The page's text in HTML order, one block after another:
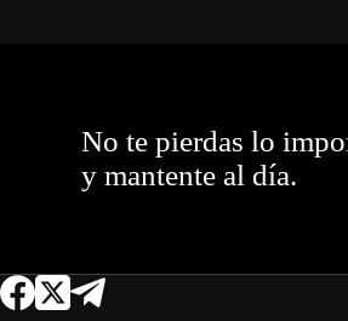
No te pierdas lo
y mantente al día.